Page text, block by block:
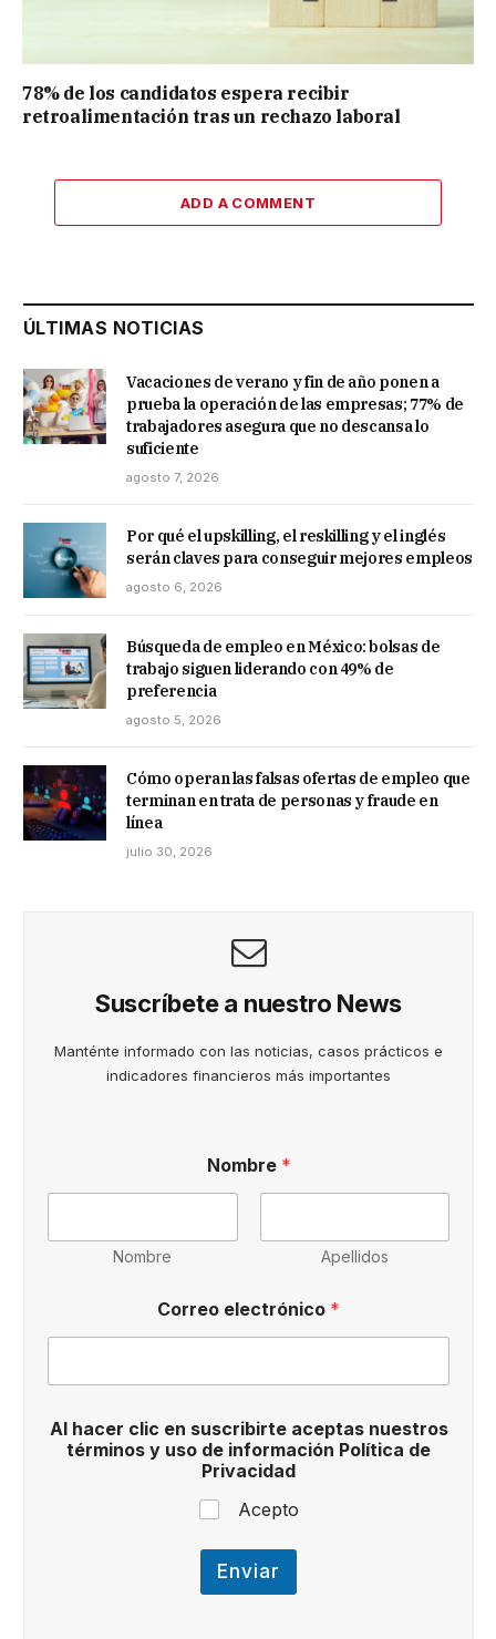
78% de los candidatos espera recibir
retroalimentación tras un rechazo laboral
ADD A COMMENT
ÚLTIMAS NOTICIAS
Vacaciones de verano y fin de año ponen a
prueba la operación de las empresas; 77% de
trabajadores asegura que no descansa lo
suficiente
agosto 7, 2026
Por qué el upskilling, el reskilling y el inglés
serán claves para conseguir mejores empleos
agosto 6, 2026
Búsqueda de empleo en México: bolsas de
trabajo siguen liderando con 49% de
preferencia
agosto 5, 2026
Cómo operan las falsas ofertas de empleo que
terminan en trata de personas y fraude en
línea
julio 30, 2026
Suscríbete a nuestro News
Manténte informado con las noticias, casos prácticos e
indicadores financieros más importantes
s
Nombre *
Nombre Apellidos
Correo electrónico *
Al hacer clic en suscribirte aceptas nuestros
términos y uso de información Política de
Privacidad
Acepto
Enviar